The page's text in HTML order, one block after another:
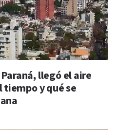
llegó el aire
y qué se